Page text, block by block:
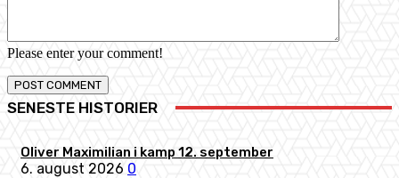
Please enter your comment!
SENESTE HISTORIER
Oliver Maximilian i kamp 12. september
6. august 2026 0